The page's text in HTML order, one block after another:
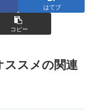
はてブ
コピー
ススメの関連